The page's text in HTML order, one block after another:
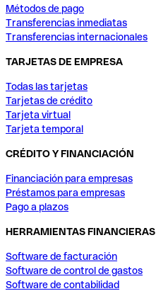
Métodos de pago
Transferencias inmediatas
Transferencias internacionales
TARJETAS DE EMPRESA
Todas las tarjetas
Tarjetas de crédito
Tarjeta virtual
Tarjeta temporal
CRÉDITO Y FINANCIACIÓN
Financiación para empresas
Préstamos para empresas
Pago a plazos
HERRAMIENTAS FINANCIERAS
Software de facturación
Software de control de gastos
Software de contabilidad